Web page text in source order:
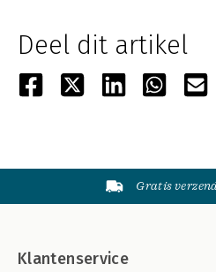
Deel dit artikel
Gratis
Klantenservice